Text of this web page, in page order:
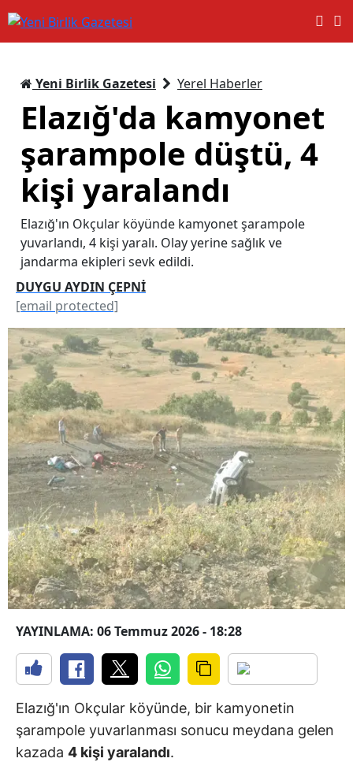
Yeni Birlik Gazetesi Yerel Haberler
Elazığ'da kamyonet
şarampole düştü, 4
kişi yaralandı
Elazığ'ın Okçular köyünde kamyonet şarampole
yuvarlandı, 4 kişi yaralı. Olay yerine sağlık ve
jandarma ekipleri sevk edildi.
DUYGU AYDIN ÇEPNİ
[email protected]
YAYINLAMA: 06 Temmuz 2026 - 18:28
Elazığ'ın Okçular köyünde, bir kamyonetin
şarampole yuvarlanması sonucu meydana gelen
kazada 4 kişi yaralandı.